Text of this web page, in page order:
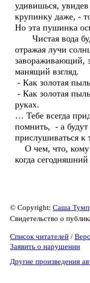
удивишься,
крупинку даже, -
Но эта пушинка
Чистая вода
отражая лучи
завораживающий,
манящий взгляд.
- Как золотая
- Как золотая
руках.
… Тебе всегда
помнить, - а будут
прислушиваться к
О чем, что, кому
когда
© Copyright: Саша Тумп
Свидетельство о
Список читателей /
Заявить о нарушении
Другие произведения